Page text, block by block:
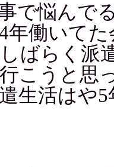
で悩んで
年働いて
ばらく派
こうと思
生活はや5